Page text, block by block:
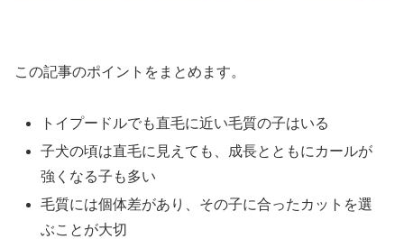
この記事のポイントをまとめます。
トイプードルでも直毛に近い毛質の子はいる
子犬の頃は直毛に見えても、成長とともにカールが
強くなる子も多い
毛質には個体差があり、その子に合ったカットを選
ぶことが大切